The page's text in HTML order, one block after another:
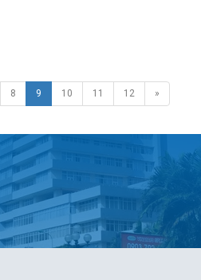
8 9 10 11 12 »